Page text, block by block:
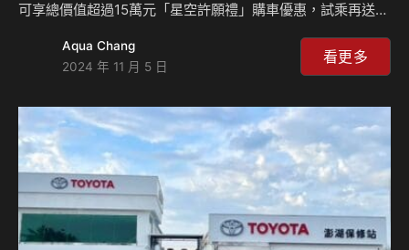
可享總價值超過15萬元「星空許願禮」購車優惠，試乘再送
世代 e-POWER動力系統帶來的超樂趣純電駕馭體驗。
KICKS e-POWER STAR EDITION星空版 NISSAN KICKS e-
訴求，限量提供獨具風格的外觀設計，車款外觀提供「星夜
藍」及「晨霧灰」兩種車色，並免費升級「STAR EDITION星
空外飾套件」，搶眼…
Aqua Chang
2024 年 11 月 5 日
看更多